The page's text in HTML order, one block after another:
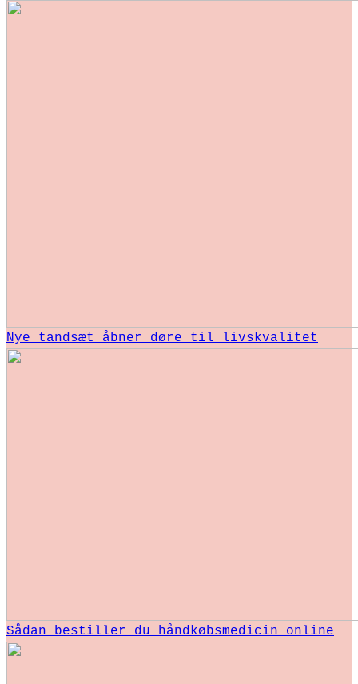
Nye tandsæt åbner døre til livskvalitet
Sådan bestiller du håndkøbsmedicin online